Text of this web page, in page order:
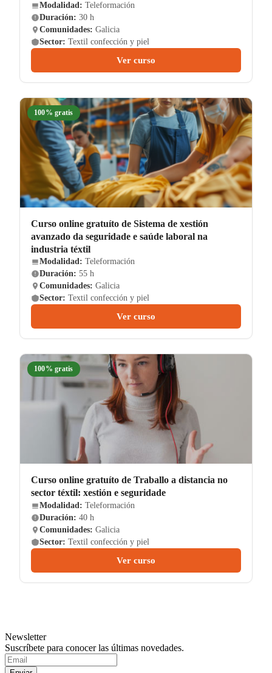
Modalidad: Teleformación
Duración: 30 h
Comunidades: Galicia
Sector: Textil confección y piel
Ver curso
100% gratis
Curso online gratuíto de Sistema de xestión
avanzado da seguridade e saúde laboral na
industria téxtil
Modalidad: Teleformación
Duración: 55 h
Comunidades: Galicia
Sector: Textil confección y piel
Ver curso
100% gratis
Curso online gratuíto de Traballo a distancia no
sector téxtil: xestión e seguridade
Modalidad: Teleformación
Duración: 40 h
Comunidades: Galicia
Sector: Textil confección y piel
Ver curso
Newsletter
Suscríbete para conocer las últimas novedades.